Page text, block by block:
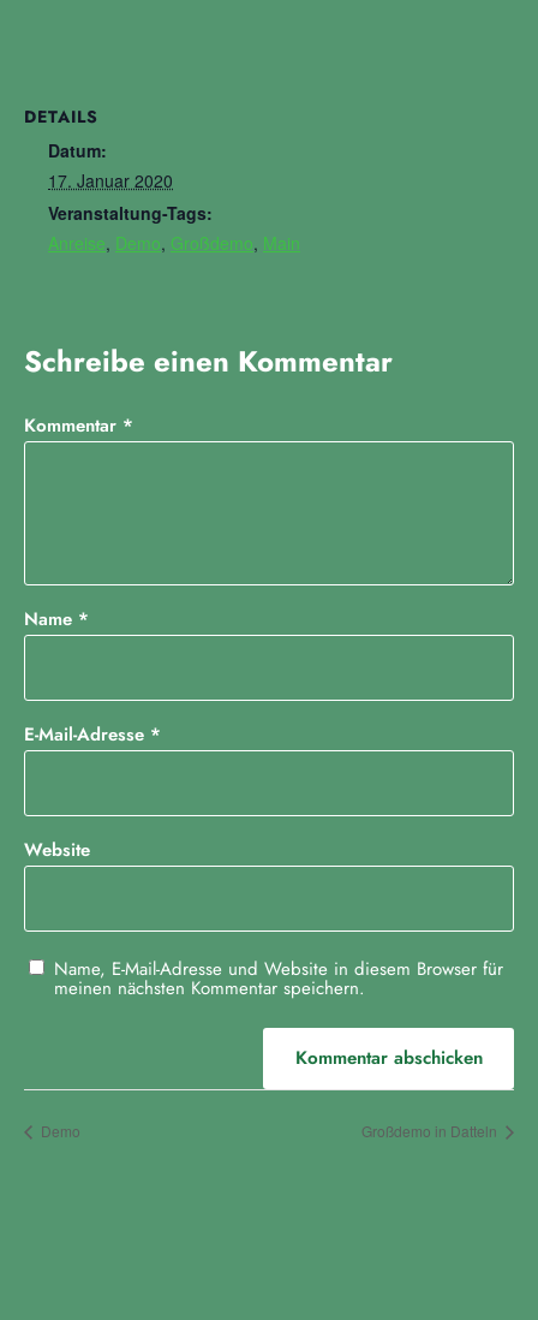
DETAILS
Datum:
17. Januar 2020
Veranstaltung-Tags:
Anreise, Demo, Großdemo, Main
Schreibe einen Kommentar
Kommentar *
Name *
E-Mail-Adresse *
Website
Name, E-Mail-Adresse und Website in diesem Browser für
meinen nächsten Kommentar speichern.
Demo Großdemo in Datteln